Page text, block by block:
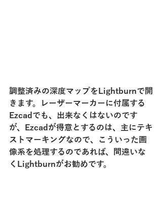
調整済みの深度マップをLightburnで開
きます。レーザーマーカーに付属する
Ezcadでも、出来なくはないのです
が、Ezcadが得意とするのは、主にテキ
ストマーキングなので、こういった画
像系を処理するのであれば、間違いな
くLightburnがお勧めです。